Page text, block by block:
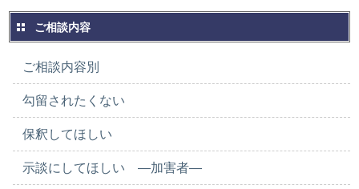
ご相談内容
ご相談内容別
勾留されたくない
保釈してほしい
示談にしてほしい ―加害者―